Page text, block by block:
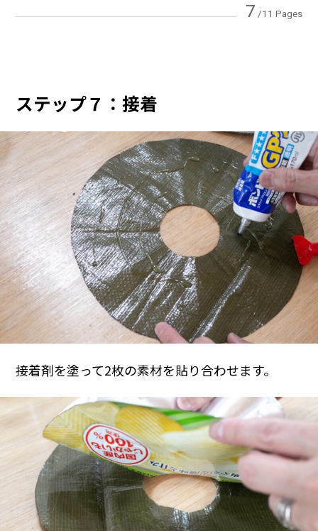
7 /11 Pages
ステップ７：接着
接着剤を塗って2枚の素材を貼り合わせます。